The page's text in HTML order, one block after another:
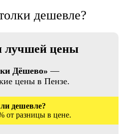
дешевле?
лучшей цены
Дёшево» —
цены в Пензе.
дешевле?
от разницы в цене.